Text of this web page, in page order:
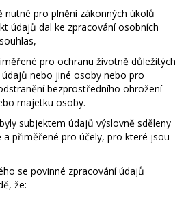
nutné pro plnění zákonných úkolů
údajů dal ke zpracování osobních
pro ochranu životně důležitých
nebo jiné osoby nebo pro
bezprostředního ohrožení
majetku osoby.
subjektem údajů výslovně sděleny
a přiměřené pro účely, pro které jsou
se povinné zpracování údajů
že: